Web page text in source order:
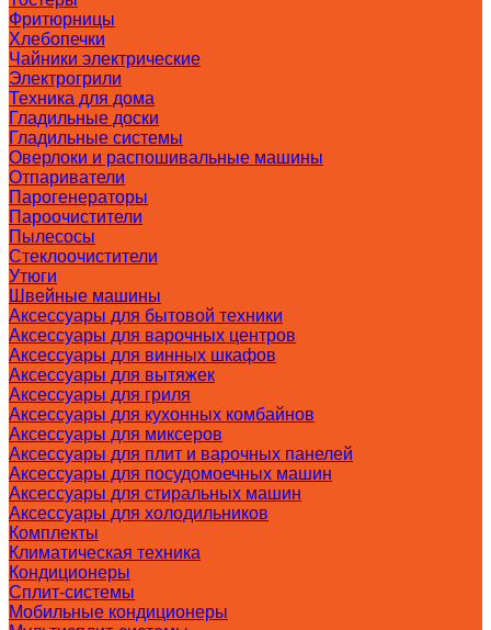
Фритюрницы
Хлебопечки
Чайники электрические
Электрогрили
Техника для дома
Гладильные доски
Гладильные системы
Оверлоки и распошивальные машины
Отпариватели
Парогенераторы
Пароочистители
Пылесосы
Стеклоочистители
Утюги
Швейные машины
Аксессуары для бытовой техники
Аксессуары для варочных центров
Аксессуары для винных шкафов
Аксессуары для вытяжек
Аксессуары для гриля
Аксессуары для кухонных комбайнов
Аксессуары для миксеров
Аксессуары для плит и варочных панелей
Аксессуары для посудомоечных машин
Аксессуары для стиральных машин
Аксессуары для холодильников
Комплекты
Климатическая техника
Кондиционеры
Сплит-системы
Мобильные кондиционеры